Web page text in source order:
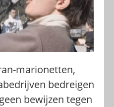
marionetten,
bedreigen
bewijzen tegen